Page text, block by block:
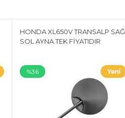
HONDA XL650V TRANSALP SAĞ
SOL AYNA TEK FİYATIDIR
%36